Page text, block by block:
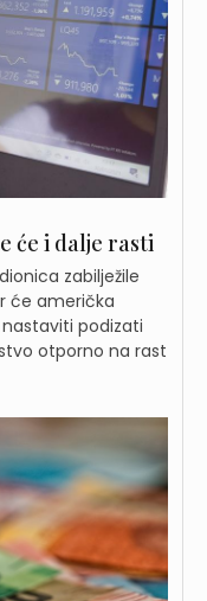
će i dalje rasti
zabilježile
će američka
podizati
otporno na rast